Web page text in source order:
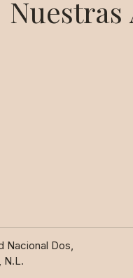
Nuestras
Nacional Dos,
N.L.